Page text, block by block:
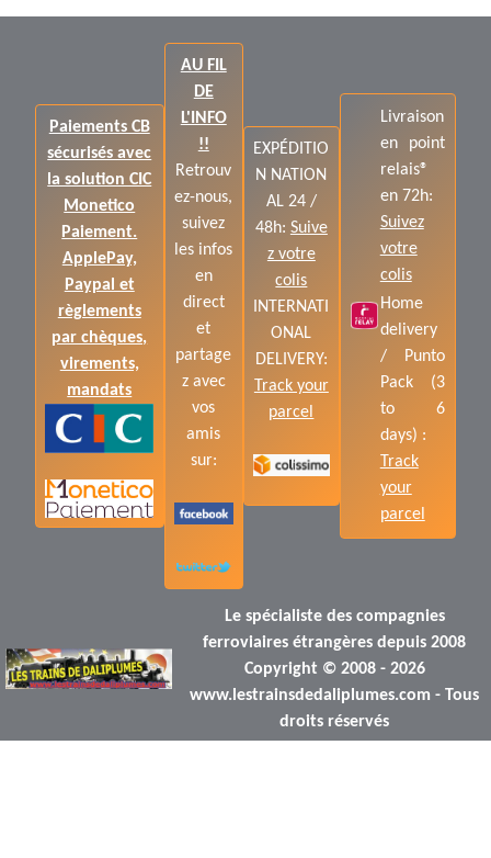
Paiements CB
sécurisés avec
la solution CIC
Monetico
Paiement.
ApplePay,
Paypal et
règlements
par chèques,
virements,
mandats
AU FIL
DE
L'INFO
!!
Retrouv
ez-nous,
suivez
les infos
en
direct
et
partage
z avec
vos
amis
sur:
EXPÉDITIO
N NATION
AL 24 /
48h: Suive
z votre
colis
INTERNATI
ONAL
DELIVERY:
Track your
parcel
Livraison
en point
relais®
en 72h:
Suivez
votre
colis
Home
delivery
/ Punto
Pack (3
to 6
days) :
Track
your
parcel
Le spécialiste des compagnies
ferroviaires étrangères depuis 2008
Copyright © 2008 - 2026
www.lestrainsdedaliplumes.com - Tous
droits réservés